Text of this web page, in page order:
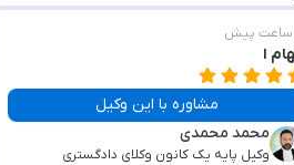
ا
مشاوره با این وکیل
محمد محمدی
وکیل پایه یک کانون وکلای دادگستری